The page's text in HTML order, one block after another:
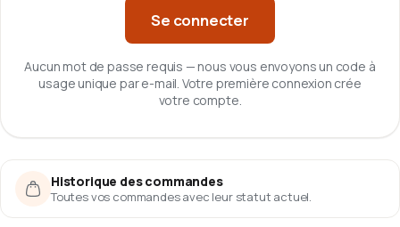
Se connecter
Aucun mot de passe requis — nous vous envoyons un code à
usage unique par e-mail. Votre première connexion crée
votre compte.
Historique des commandes
Toutes vos commandes avec leur statut actuel.